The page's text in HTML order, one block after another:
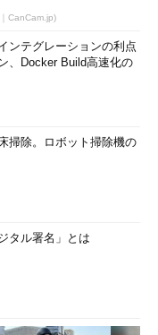
CanCam.jp)
ンテグレーションの利点
、Docker Build高速化の
掃除。ロボット掃除機の
タル署名」とは